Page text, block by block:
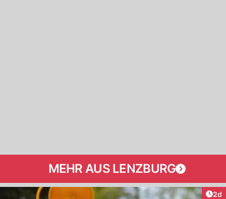
MEHR AUS LENZBURG
2d